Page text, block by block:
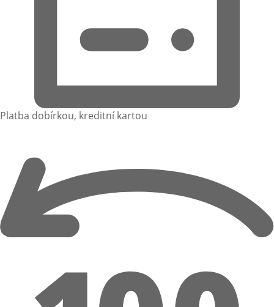
Platba dobírkou, kreditní kartou